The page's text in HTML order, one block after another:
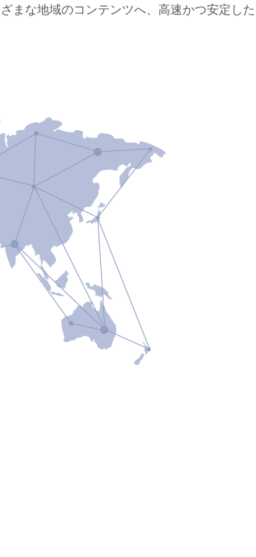
な地域のコンテンツへ、高速かつ安定した